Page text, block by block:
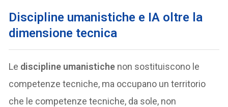
Discipline umanistiche e IA oltre la
dimensione tecnica
Le discipline umanistiche non sostituiscono le
competenze tecniche, ma occupano un territorio
che le competenze tecniche, da sole, non